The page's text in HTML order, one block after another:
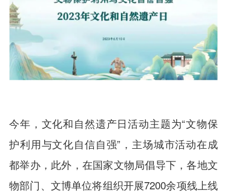
今年，文化和自然遗产日活动主题为“文物保
护利用与文化自信自强”，主场城市活动在成
都举办，此外，在国家文物局倡导下，各地文
物部门、文博单位将组织开展7200余项线上线